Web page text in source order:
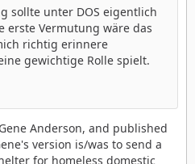
sollte unter DOS eigentlich
erste Vermutung wäre das
richtig erinnere
gewichtige Rolle spielt.
Anderson, and published
version is/was to send a
for homeless domestic